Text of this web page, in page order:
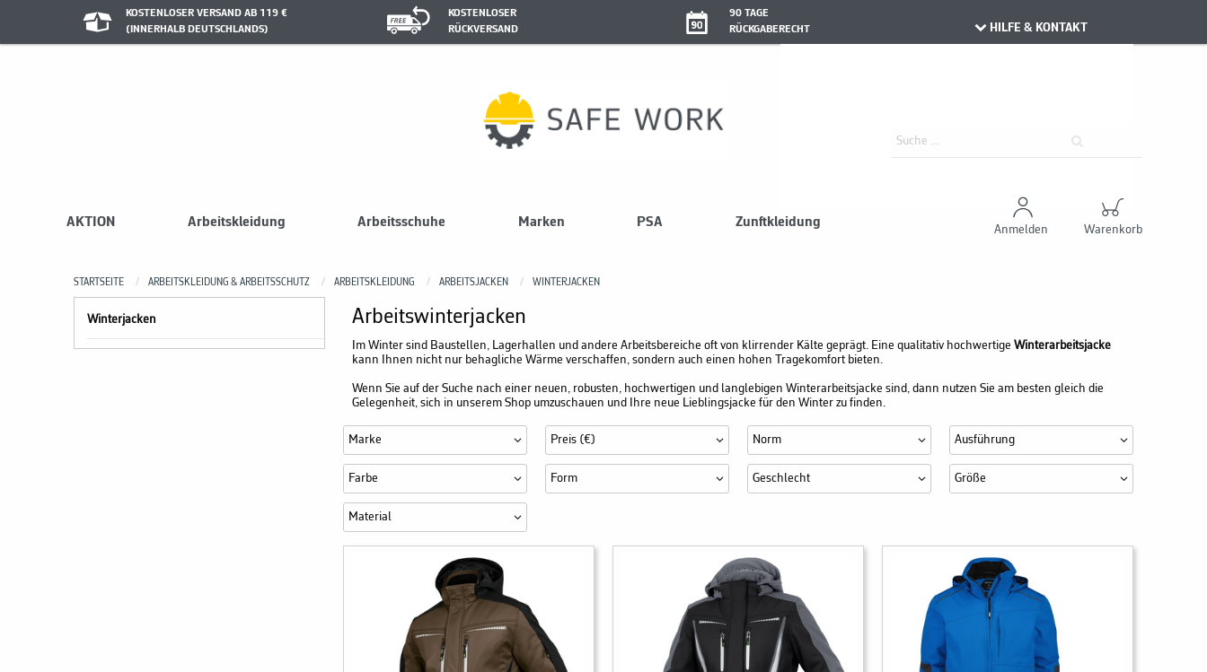
KOSTENLOSER VERSAND AB 119 €
(INNERHALB DEUTSCHLANDS)
KOSTENLOSER
RÜCKVERSAND
90 TAGE
RÜCKGABERECHT
HILFE & KONTAKT
AKTION Arbeitskleidung Arbeitsschuhe Marken PSA Zunftkleidung
Anmelden Warenkorb
STARTSEITE ARBEITSKLEIDUNG & ARBEITSSCHUTZ ARBEITSKLEIDUNG ARBEITSJACKEN WINTERJACKEN
Winterjacken Arbeitswinterjacken
Im Winter sind Baustellen, Lagerhallen und andere Arbeitsbereiche oft von klirrender Kälte geprägt. Eine qualitativ hochwertige Winterarbeitsjacke
kann Ihnen nicht nur behagliche Wärme verschaffen, sondern auch einen hohen Tragekomfort bieten.
Wenn Sie auf der Suche nach einer neuen, robusten, hochwertigen und langlebigen Winterarbeitsjacke sind, dann nutzen Sie am besten gleich die
Gelegenheit, sich in unserem Shop umzuschauen und Ihre neue Lieblingsjacke für den Winter zu finden.
Marke Preis (€) Norm Ausführung
Farbe Form Geschlecht Größe
Material